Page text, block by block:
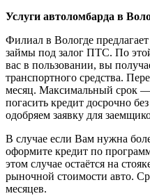
Услуги автоломбарда в
Филиал в Вологде
займы под залог ПТС. По
вас в пользовании, вы
транспортного средства.
месяц. Максимальный срок
погасить кредит досрочно
одобряем заявку для
В случае если Вам нужна
оформите кредит по
этом случае остаётся на
рыночной стоимости авто.
месяцев.